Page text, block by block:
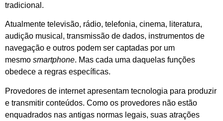
tradicional.
Atualmente televisão, rádio, telefonia, cinema, literatura,
audição musical, transmissão de dados, instrumentos de
navegação e outros podem ser captadas por um
mesmo smartphone. Mas cada uma daquelas funções
obedece a regras específicas.
Provedores de internet apresentam tecnologia para produzir
e transmitir conteúdos. Como os provedores não estão
enquadrados nas antigas normas legais, suas atrações